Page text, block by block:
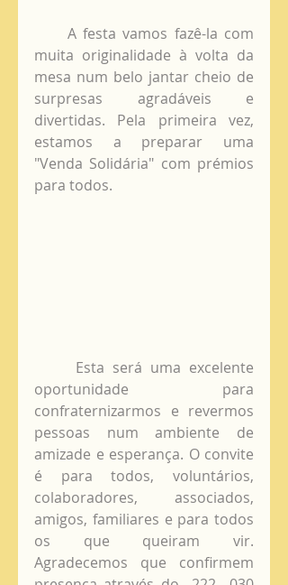
muita originalidade à volta da
mesa num belo jantar cheio de
surpresas agradáveis e
divertidas. Pela primeira vez,
estamos a preparar uma
"Venda Solidária" com prémios
para todos.
oportunidade para
confraternizarmos e revermos
pessoas num ambiente de
amizade e esperança. O convite
é para todos, voluntários,
colaboradores, associados,
amigos, familiares e para todos
os que queiram vir.
Agradecemos que confirmem